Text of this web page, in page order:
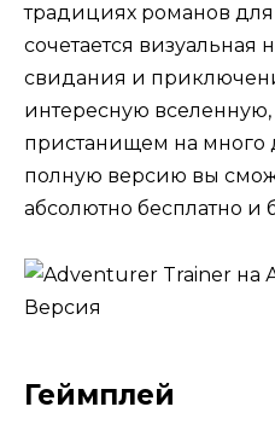
традициях романов
сочетается визуальная
свидания и
интересную вселенную,
пристанищем на много
полную версию вы
абсолютно бесплатно и
Геймплей